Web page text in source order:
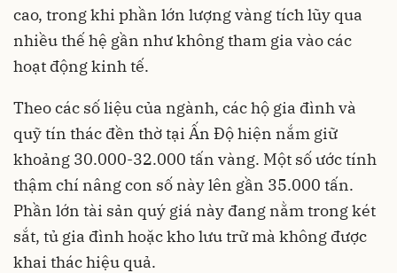
cao, trong khi phần lớn lượng vàng tích lũy qua
nhiều thế hệ gần như không tham gia vào các
hoạt động kinh tế.
Theo các số liệu của ngành, các hộ gia đình và
quỹ tín thác đền thờ tại Ấn Độ hiện nắm giữ
khoảng 30.000-32.000 tấn vàng. Một số ước tính
thậm chí nâng con số này lên gần 35.000 tấn.
Phần lớn tài sản quý giá này đang nằm trong két
sắt, tủ gia đình hoặc kho lưu trữ mà không được
khai thác hiệu quả.